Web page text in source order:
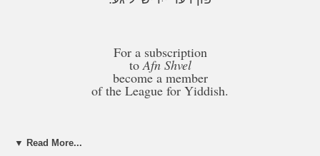
For a subscription
to Afn Shvel
become a member
of the League for Yiddish.
▼ Read More...